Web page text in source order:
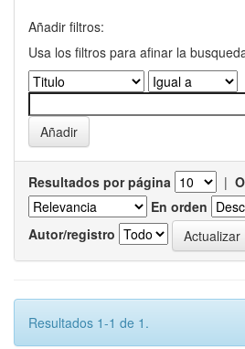
Añadir filtros:
Usa los filtros para afinar la
Resultados por página |
En orden
Autor/registro
Resultados 1-1 de 1.